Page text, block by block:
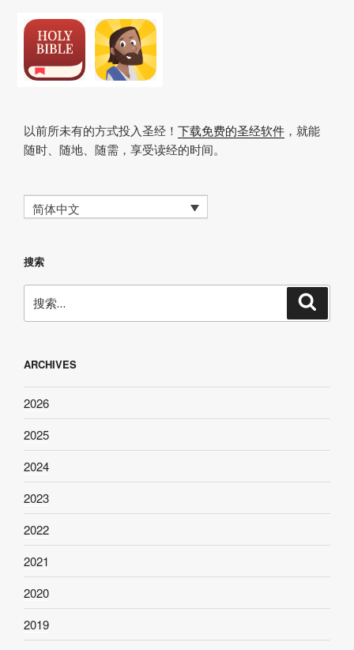
以前所未有的方式投入圣经！ 下载免费的圣经软件 ，就能
随时、随地、随需，享受读经的时间。
简体中文
搜索
索：
ARCHIVES
2026
2025
2024
2023
2022
2021
2020
2019